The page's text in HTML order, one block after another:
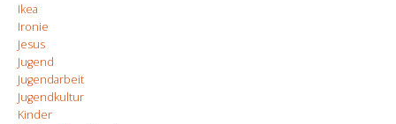
Ikea
Ironie
Jesus
Jugend
Jugendarbeit
Jugendkultur
Kinder